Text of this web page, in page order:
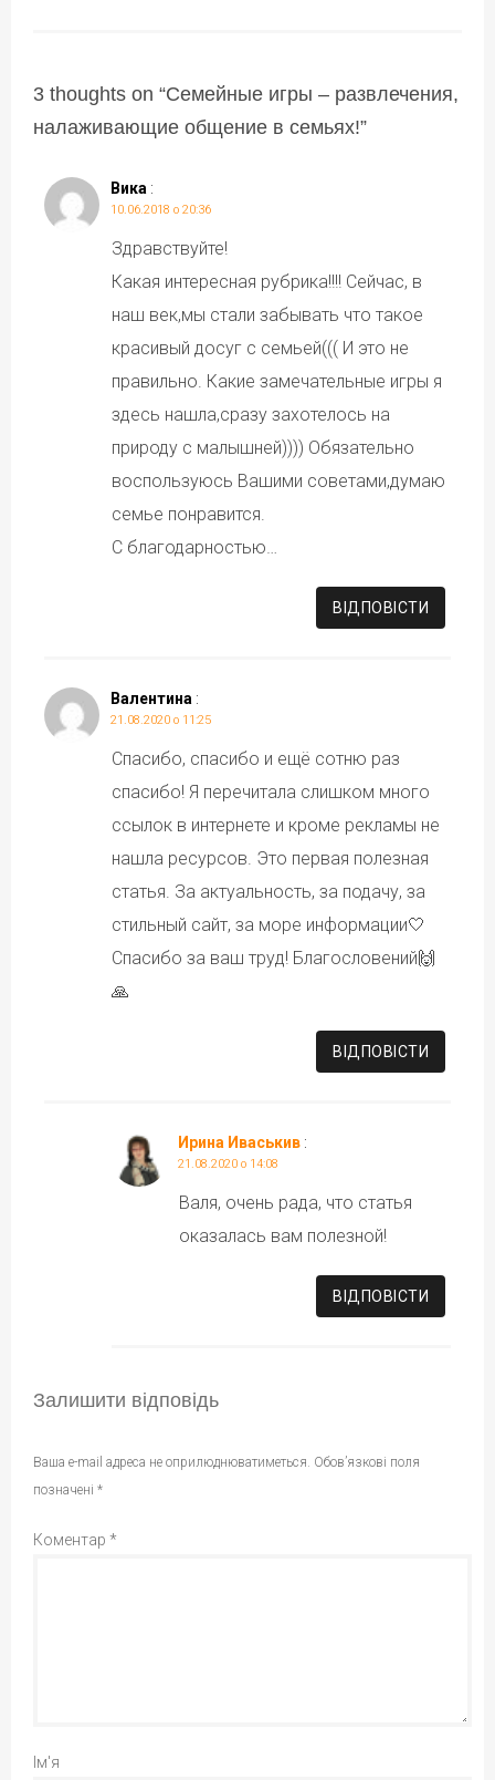
3 thoughts on “Семейные игры – развлечения,
налаживающие общение в семьях!”
Вика :
10.06.2018 о 20:36
Здравствуйте!
Какая интересная рубрика!!!! Сейчас, в
наш век,мы стали забывать что такое
красивый досуг с семьей((( И это не
правильно. Какие замечательные игры я
здесь нашла,сразу захотелось на
природу с малышней)))) Обязательно
воспользуюсь Вашими советами,думаю
семье понравится.
С благодарностью…
ВІДПОВІCТИ
Валентина :
21.08.2020 о 11:25
Спасибо, спасибо и ещё сотню раз
спасибо! Я перечитала слишком много
ссылок в интернете и кроме рекламы не
нашла ресурсов. Это первая полезная
статья. За актуальность, за подачу, за
стильный сайт, за море информации🤍
Спасибо за ваш труд! Благословений🙌
🙏
ВІДПОВІCТИ
Ирина Иваськив :
21.08.2020 о 14:08
Валя, очень рада, что статья
оказалась вам полезной!
ВІДПОВІCТИ
Залишити відповідь
Ваша e-mail адреса не оприлюднюватиметься. Обов’язкові поля
позначені *
Коментар *
Ім'я